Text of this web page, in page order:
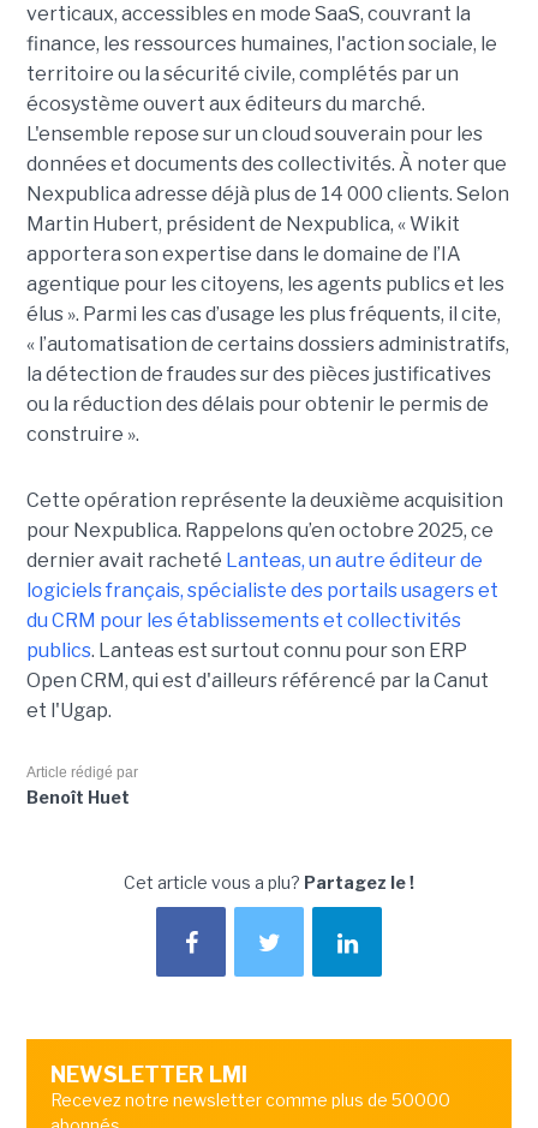
verticaux, accessibles en mode SaaS, couvrant la
finance, les ressources humaines, l'action sociale, le
territoire ou la sécurité civile, complétés par un
écosystème ouvert aux éditeurs du marché.
L'ensemble repose sur un cloud souverain pour les
données et documents des collectivités. À noter que
Nexpublica adresse déjà plus de 14 000 clients. Selon
Martin Hubert, président de Nexpublica, « Wikit
apportera son expertise dans le domaine de l’IA
agentique pour les citoyens, les agents publics et les
élus ». Parmi les cas d’usage les plus fréquents, il cite,
« l’automatisation de certains dossiers administratifs,
la détection de fraudes sur des pièces justificatives
ou la réduction des délais pour obtenir le permis de
construire ».
Cette opération représente la deuxième acquisition
pour Nexpublica. Rappelons qu’en octobre 2025, ce
dernier avait racheté Lanteas, un autre éditeur de
logiciels français, spécialiste des portails usagers et
du CRM pour les établissements et collectivités
publics. Lanteas est surtout connu pour son ERP
Open CRM, qui est d'ailleurs référencé par la Canut
et l'Ugap.
Article rédigé par
Benoît Huet
Cet article vous a plu? Partagez le !
NEWSLETTER LMI
Recevez notre newsletter comme plus de 50000